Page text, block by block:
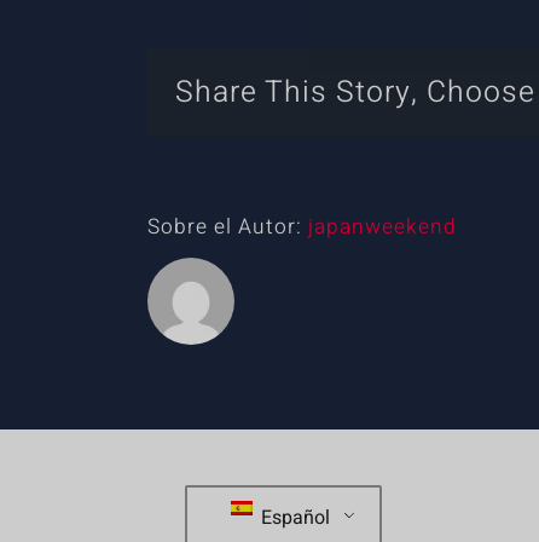
Share This Story,
Sobre el Autor: japanweekend
Español